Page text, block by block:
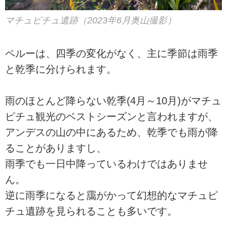
マチュピチュ遺跡（2023年6月奥山撮影）
ペルーは、四季の変化がなく、主に季節は雨季
と乾季に分けられます。
雨のほとんど降らない乾季(4月～10月)がマチュ
ピチュ観光のベストシーズンと言われますが、
アンデスの山の中にあるため、乾季でも雨が降
ることがありますし、
雨季でも一日中降っているわけではありませ
ん。
逆に雨季になると靄がかって幻想的なマチュピ
チュ遺跡を見られることも多いです。